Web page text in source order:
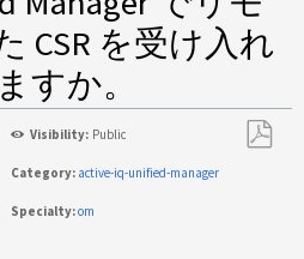
CSR を受け入れ
すか。
Visibility: Public
Category: active-iq-unified-manager
Specialty:om